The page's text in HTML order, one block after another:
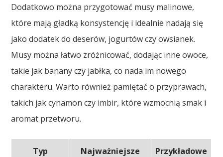
Dodatkowo można przygotować musy malinowe,
które mają gładką konsystencję i idealnie nadają się
jako dodatek do deserów, jogurtów czy owsianek.
Musy można łatwo zróżnicować, dodając inne owoce,
takie jak banany czy jabłka, co nada im nowego
charakteru. Warto również pamiętać o przyprawach,
takich jak cynamon czy imbir, które wzmocnią smak i
aromat przetworu.
Typ
Najważniejsze
Przykładowe